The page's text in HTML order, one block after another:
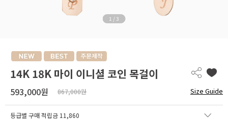
1 / 3
14K 18K 마이 이니셜 코인 목걸이
593,000원 867,000원 Size Guide
등급별 구매 적립금 11,860